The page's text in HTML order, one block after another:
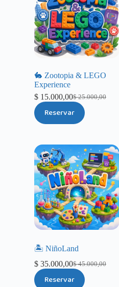
🐇 Zootopia & LEGO
Experience
$25.000,00
$15.000,00
Reservar
🏝️ NiñoLand
$45.000,00
$35.000,00
Reservar